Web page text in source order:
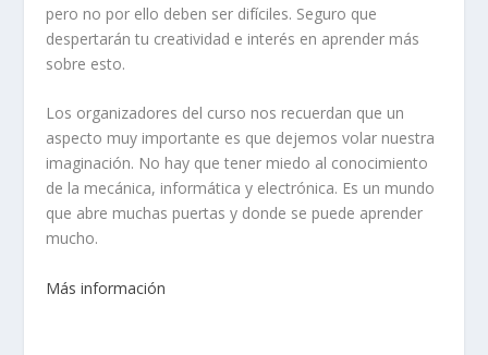
pero no por ello deben ser difíciles. Seguro que
despertarán tu creatividad e interés en aprender más
sobre esto.
Los organizadores del curso nos recuerdan que un
aspecto muy importante es que dejemos volar nuestra
imaginación. No hay que tener miedo al conocimiento
de la mecánica, informática y electrónica. Es un mundo
que abre muchas puertas y donde se puede aprender
mucho.
Más información